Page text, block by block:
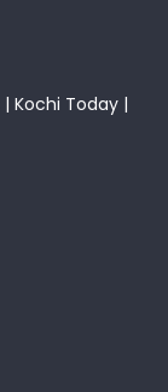
| Kochi Today |